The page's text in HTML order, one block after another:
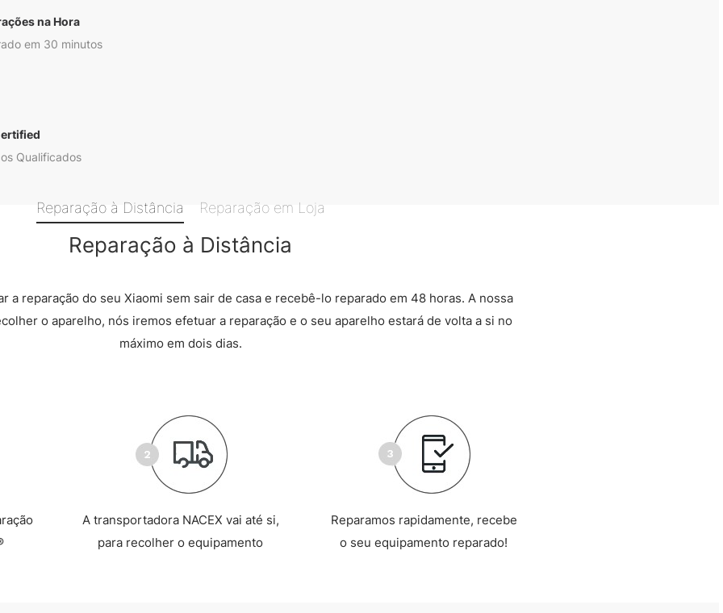
na Hora
em 30 minutos
Qualificados
Reparação à Distância Reparação em Loja
Reparação à Distância
a reparação do seu Xiaomi sem sair de casa e recebê-lo reparado em 48 horas. A nossa
o aparelho, nós iremos efetuar a reparação e o seu aparelho estará de volta a si no
máximo em dois dias.
A transportadora NACEX vai até si,
para recolher o equipamento
Reparamos rapidamente, recebe
o seu equipamento reparado!